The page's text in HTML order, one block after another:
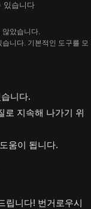
있습니다
않았습니다.
니다. 기본적인 도구를 모
니다.
로 지속해 나가기 위
움이 됩니다.
립니다! 번거로우시